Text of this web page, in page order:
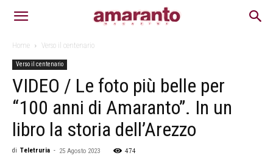
Home Verso il centenario
Verso il centenario
VIDEO / Le foto più belle per
“100 anni di Amaranto”. In un
libro la storia dell’Arezzo
di Teletruria - 25 Agosto 2023 474